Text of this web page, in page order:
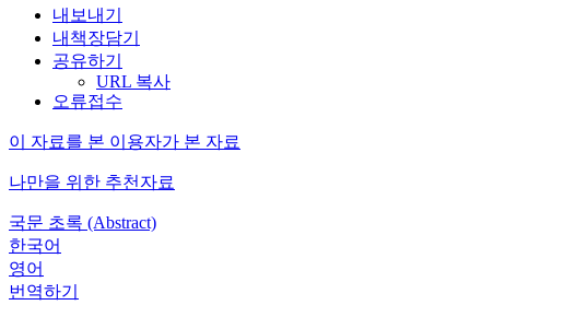
내보내기
내책장담기
공유하기
URL 복사
오류접수
이 자료를 본 이용자가 본 자료
나만을 위한 추천자료
국문 초록 (Abstract)
한국어
영어
번역하기